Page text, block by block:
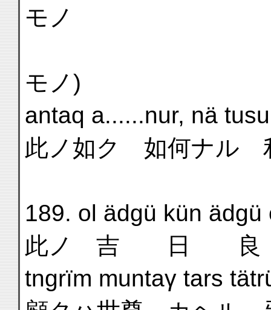
モノ
モノ)
antaq a......nur, nä
此ノ如ク 如何ナル
189. ol ädgü kün
此ノ 吉 日 良
tngrïm muntaγ tars